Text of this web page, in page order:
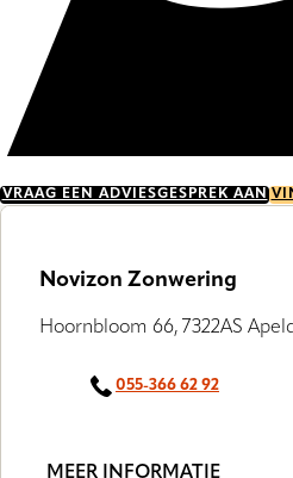
VRAAG EEN ADVIESGESPREK AAN
Novizon Zonwering
Hoornbloom 66, 7322AS
055-366 62 92
MEER INFORMATIE